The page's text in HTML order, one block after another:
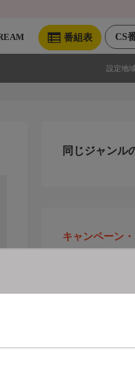
CS
番組表
設定地域
同じジャンル
キャンペーン